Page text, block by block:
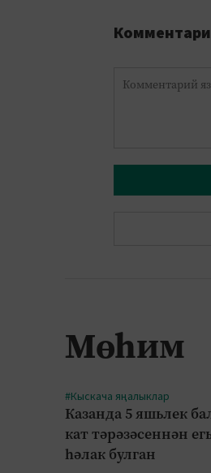
Мөһим
#Кыскача яңалыклар
Казанда 5 яшьлек
кат тәрәзәсеннән
һәлак булган